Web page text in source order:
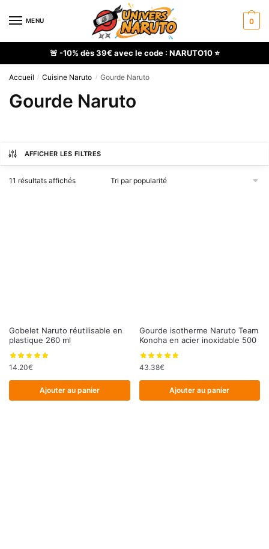
MENU 0
🚨 -10% dès 39€ avec le code : NARUTO10 ⭐
Accueil / Cuisine Naruto / Gourde Naruto
Gourde Naruto
AFFICHER LES FILTRES
11 résultats affichésTrié
Gobelet Naruto réutilisable en
plastique 260 ml
14.20€
Ajouter au panier
Gourde isotherme Naruto Team
Konoha en acier inoxidable 500
43.38€
Ajouter au panier